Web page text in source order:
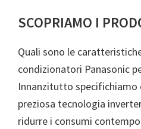
SCOPRIAMO I
Quali sono le
condizionatori Panasonic
Innanzitutto specifichiamo
preziosa tecnologia
ridurre i consumi